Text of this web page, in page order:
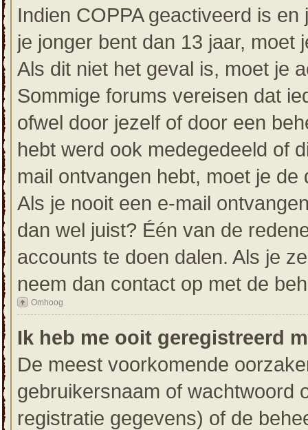
Indien COPPA geactiveerd is
je jonger bent dan 13 jaar, moet
Als dit niet het geval is, moet je
Sommige forums vereisen dat
ofwel door jezelf of door een
hebt werd ook medegedeeld of
mail ontvangen hebt, moet je
Als je nooit een e-mail
dan wel juist? Één van de
accounts te doen dalen. Als je
neem dan contact op met de
Omhoog
Ik heb me ooit geregistreerd
De meest voorkomende
gebruikersnaam of wachtwoord
registratie gegevens) of de